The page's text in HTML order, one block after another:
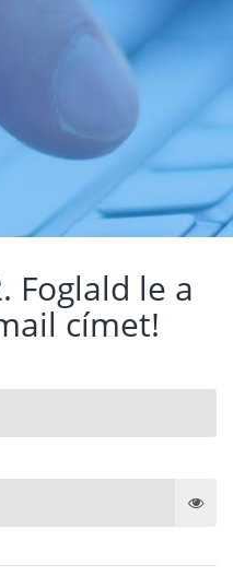
Foglald le a
címet!